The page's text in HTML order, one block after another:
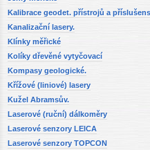
Kalibrace geodet. přístrojů a
Kanalizační lasery.
Klínky měřické
Kolíky dřevěné vytyčovací
Kompasy geologické.
Křížové (liniové) lasery
Kužel Abramsův.
Laserové (ruční) dálkoměry
Laserové senzory LEICA
Laserové senzory TOPCON